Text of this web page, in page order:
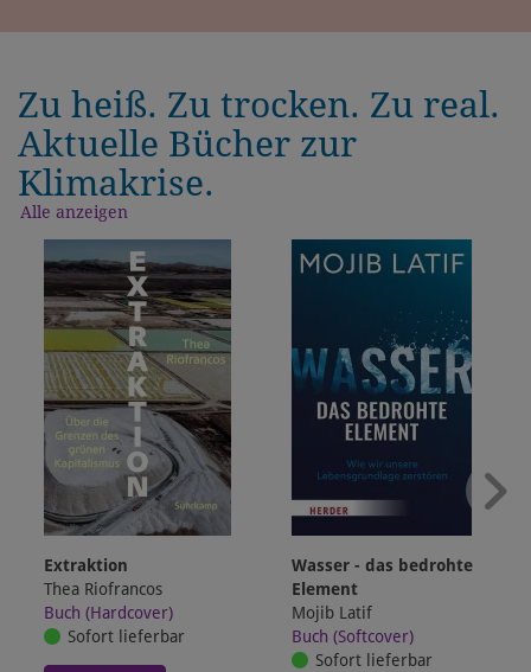
Zu heiß. Zu trocken. Zu real.
Aktuelle Bücher zur
Klimakrise.
Alle anzeigen
Extraktion
Thea Riofrancos
Buch (Hardcover)
Sofort lieferbar
Wasser - das bedrohte
Element
Mojib Latif
Buch (Softcover)
Sofort lieferbar